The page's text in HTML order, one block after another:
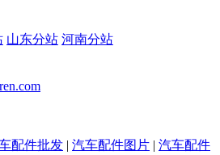
山东分站 河南分站
配件批发 | 汽车配件图片 | 汽车配件